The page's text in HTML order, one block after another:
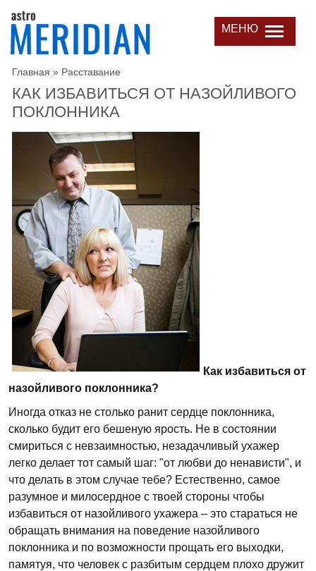
МЕНЮ
Главная » Расставание
КАК ИЗБАВИТЬСЯ ОТ НАЗОЙЛИВОГО
ПОКЛОННИКА
Как избавиться от
назойливого поклонника?
Иногда отказ не столько ранит сердце поклонника,
сколько будит его бешеную ярость. Не в состоянии
смириться с невзаимностью, незадачливый ухажер
легко делает тот самый шаг: "от любви до ненависти", и
что делать в этом случае тебе? Естественно, самое
разумное и милосердное с твоей стороны чтобы
избавиться от назойливого ухажера – это стараться не
обращать внимания на поведение назойливого
поклонника и по возможности прощать его выходки,
памятуя, что человек с разбитым сердцем плохо дружит